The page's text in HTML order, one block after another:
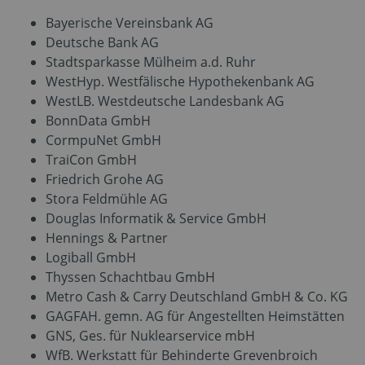
Bayerische Vereinsbank AG
Deutsche Bank AG
Stadtsparkasse Mülheim a.d. Ruhr
WestHyp. Westfälische Hypothekenbank AG
WestLB. Westdeutsche Landesbank AG
BonnData GmbH
CormpuNet GmbH
TraiCon GmbH
Friedrich Grohe AG
Stora Feldmühle AG
Douglas Informatik & Service GmbH
Hennings & Partner
Logiball GmbH
Thyssen Schachtbau GmbH
Metro Cash & Carry Deutschland GmbH & Co. KG
GAGFAH. gemn. AG für Angestellten Heimstätten
GNS, Ges. für Nuklearservice mbH
WfB. Werkstatt für Behinderte Grevenbroich